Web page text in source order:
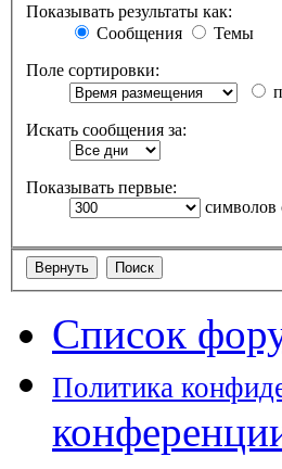
Показывать результаты как:
Сообщения
Темы
Поле сортировки:
Искать сообщения за:
Показывать первые:
символов
Список
Политика